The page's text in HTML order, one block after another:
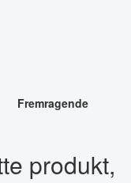
Fremragende
produkt,